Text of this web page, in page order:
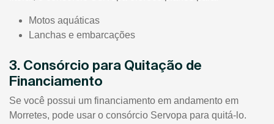
Motos aquáticas
Lanchas e embarcações
3. Consórcio para Quitação de
Financiamento
Se você possui um financiamento em andamento em
Morretes, pode usar o consórcio Servopa para quitá-lo.